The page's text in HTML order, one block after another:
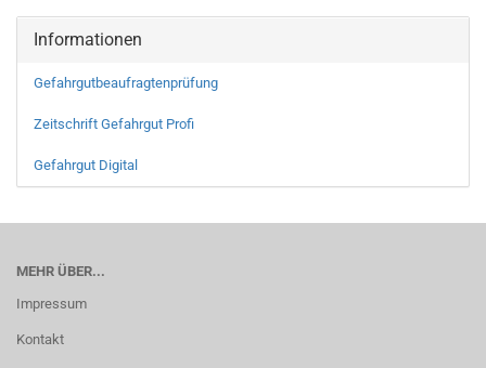
Informationen
Gefahrgutbeaufragtenprüfung
Zeitschrift Gefahrgut Profi
Gefahrgut Digital
MEHR ÜBER...
Impressum
Kontakt